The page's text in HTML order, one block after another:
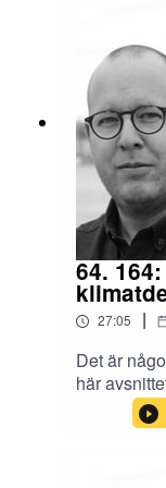
By
You…
64.
27:05 |
Det är
här
när försök